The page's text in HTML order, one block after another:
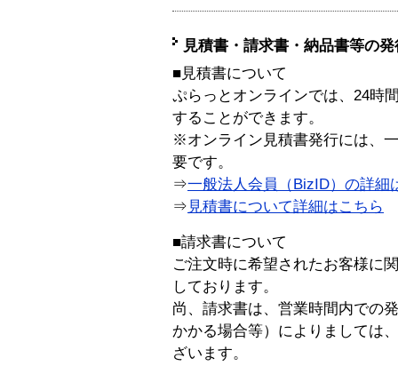
見積書・請求書・納品書等の
■見積書について
ぷらっとオンラインでは、24時
することができます。
※オンライン見積書発行には、
要です。
⇒一般法人会員（BizID）の詳細
⇒ 見積書について詳細はこちら
■請求書について
ご注文時に希望されたお客様に
しております。
尚、請求書は、営業時間内での
かかる場合等）によりましては
ざいます。